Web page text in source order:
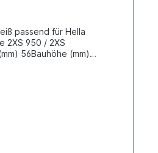
passend für Hella
2XS 950 / 2XS
56Bauhöhe (mm)